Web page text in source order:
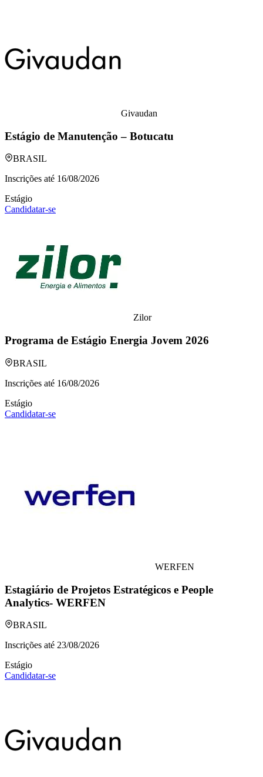
Givaudan
Estágio de Manutenção – Botucatu
BRASIL
Inscrições até 16/08/2026
Estágio
Candidatar-se
Zilor
Programa de Estágio Energia Jovem 2026
BRASIL
Inscrições até 16/08/2026
Estágio
Candidatar-se
WERFEN
Estagiário de Projetos Estratégicos e People
Analytics- WERFEN
BRASIL
Inscrições até 23/08/2026
Estágio
Candidatar-se